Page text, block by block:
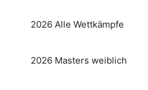
2026 Alle Wettkämpfe
2026 Masters weiblich